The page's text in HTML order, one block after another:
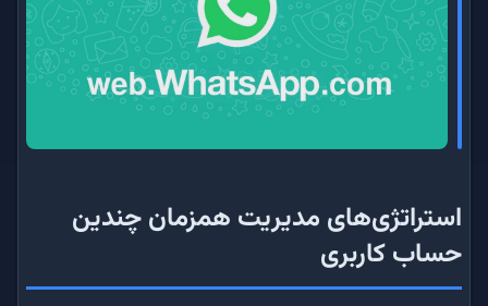
استراتژی‌های مدیریت همزمان چندین
حساب کاربری